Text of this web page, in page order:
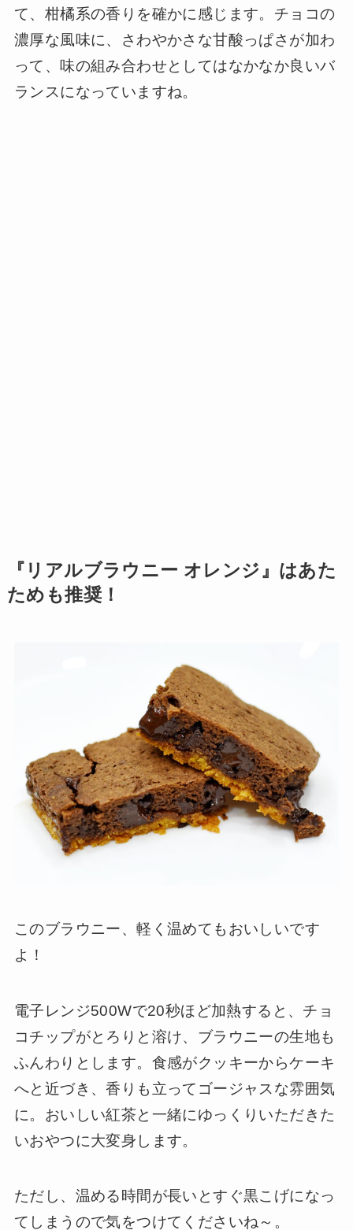
て、柑橘系の香りを確かに感じます。チョコの
濃厚な風味に、さわやかさな甘酸っぱさが加わ
って、味の組み合わせとしてはなかなか良いバ
ランスになっていますね。
『リアルブラウニー オレンジ』はあた
ためも推奨！
このブラウニー、軽く温めてもおいしいです
よ！
電子レンジ500Wで20秒ほど加熱すると、チョ
コチップがとろりと溶け、ブラウニーの生地も
ふんわりとします。食感がクッキーからケーキ
へと近づき、香りも立ってゴージャスな雰囲気
に。おいしい紅茶と一緒にゆっくりいただきた
いおやつに大変身します。
ただし、温める時間が長いとすぐ黒こげになっ
てしまうので気をつけてくださいね～。